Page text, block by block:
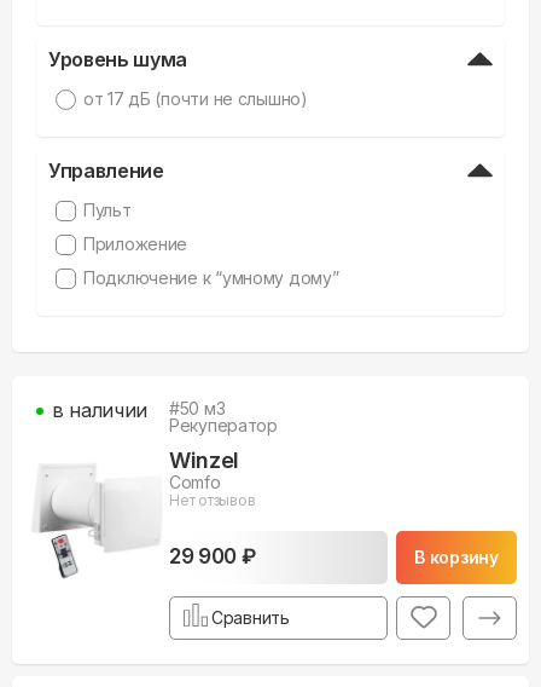
Уровень шума
от 17 дБ (почти не слышно)
Управление
Пульт
Приложение
Подключение к “умному дому”
#50 м3
Рекуператор
Winzel
Comfo
Нет отзывов
29 900 ₽ В корзину
в наличии
Сравнить